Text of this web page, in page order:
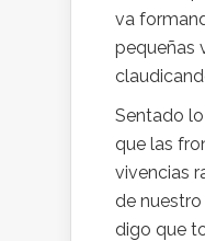
va
pequeñas
Sentado
que las
vivencias
de nuestro
digo que